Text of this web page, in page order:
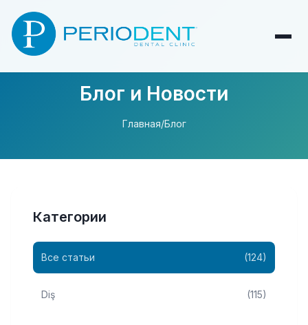
Блог и Новости
Главная/Блог
Категории
Все статьи (124)
Diş (115)